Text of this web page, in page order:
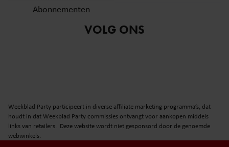
gebruiken.Abonnementen
VOLG ONS
Weekblad Party participeert in diverse affiliate marketing programma’s, dat
houdt in dat Weekblad Party commissies ontvangt voor aankopen middels
links van retailers. Deze website wordt niet gesponsord door de genoemde
webwinkels.